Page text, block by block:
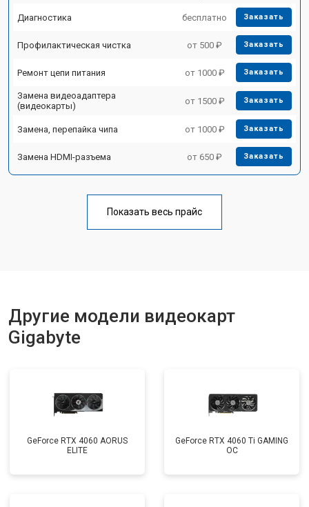
Диагностика бесплатно Заказать
Профилактическая чистка от 500 ₽ Заказать
Ремонт цепи питания от 1000 ₽ Заказать
Замена видеоадаптера
(видеокарты)
от 1500 ₽ Заказать
Замена, перепайка чипа от 1000 ₽ Заказать
Замена HDMI-разъема от 650 ₽ Заказать
Показать весь прайс
Другие модели видеокарт
Gigabyte
GeForce RTX 4060 AORUS
ELITE
GeForce RTX 4060 Ti GAMING
OC